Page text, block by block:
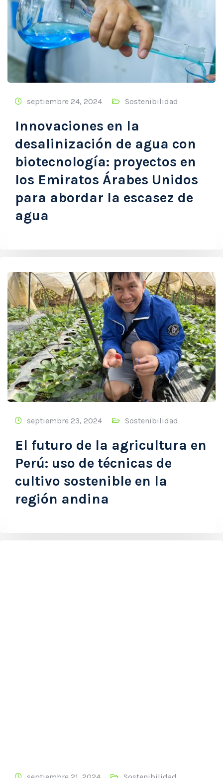
septiembre 24, 2024 Sostenibilidad
Innovaciones en la
desalinización de agua con
biotecnología: proyectos en
los Emiratos Árabes Unidos
para abordar la escasez de
agua
septiembre 23, 2024 Sostenibilidad
El futuro de la agricultura en
Perú: uso de técnicas de
cultivo sostenible en la
región andina